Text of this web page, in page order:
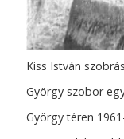
Kiss István
György szobor
György téren